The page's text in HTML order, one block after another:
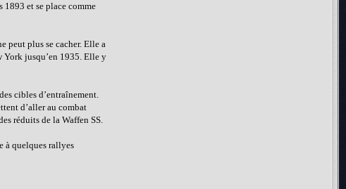
et se place comme
peut plus se cacher. Elle a
York jusqu’en 1935. Elle y
cibles d’entraînement.
d’aller au combat
réduits de la Waffen SS.
à quelques rallyes